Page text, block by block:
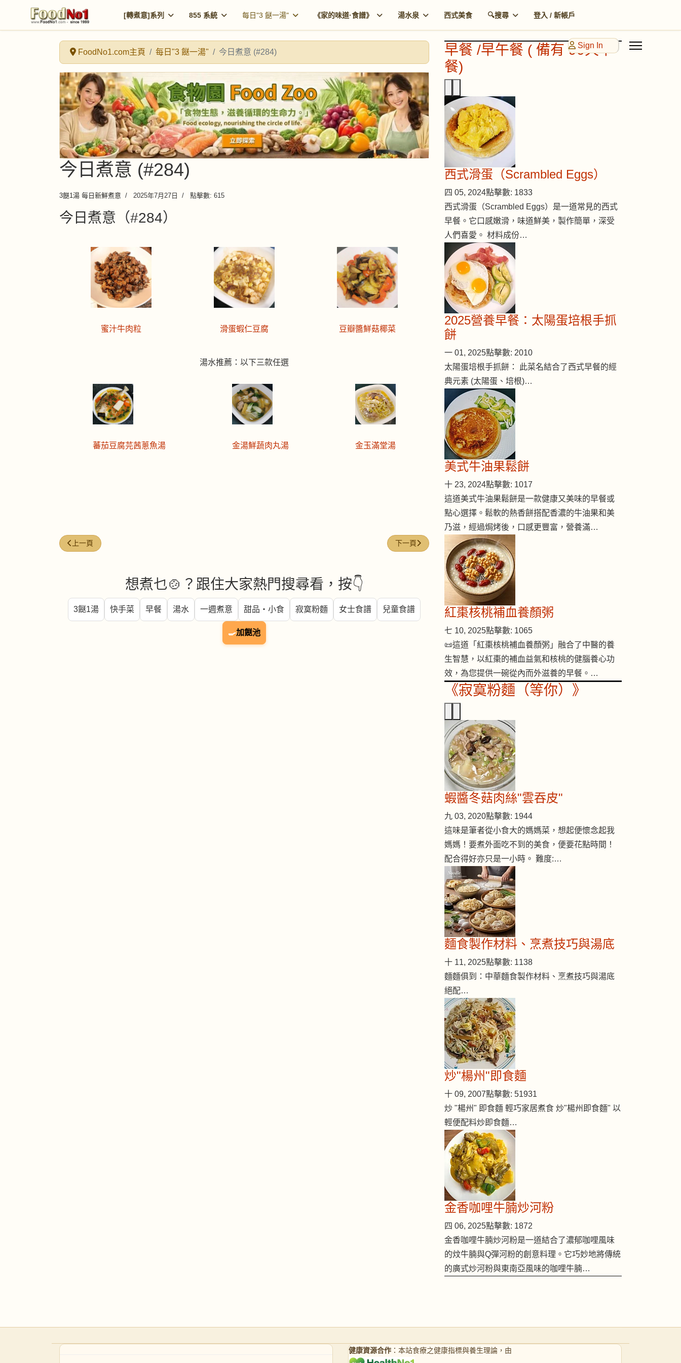
[轉煮意]系列 855 系統 每日"3 餸一湯" 《家的味道·食譜》 湯水泉 西式美食 🔍搜尋 登入 / 新帳戶
Sign In
FoodNo1.com主頁 每日"3 餸一湯" 今日煮意 (#284)
今日煮意 (#284)
3餸1湯 每日新鮮煮意 2025年7月27日 點擊數: 615
今日煮意（#284）
蜜汁牛肉粒 滑蛋蝦仁豆腐 豆瓣醬鮮菇椰菜
湯水推薦：以下三款任選
蕃茄豆腐芫茜蔥魚湯 金湯鮮蔬肉丸湯 金玉滿堂湯
上一篇文章: 今日煮意 (#283)
上一頁 下一篇文章: 今日煮意 (#285)
下一頁
想煮乜🍲？跟住大家熱門搜尋看，按👇
3餸1湯 快手菜 早餐 湯水 一週煮意 甜品・小食 寂寞粉麵 女士食譜 兒童食譜
🍳加餸池
早餐 /早午餐 ( 備有 90天早
餐)
西式滑蛋（Scrambled Eggs）
四 05, 2024點擊數: 1833
西式滑蛋（Scrambled Eggs）是一道常見的西式
早餐。它口感嫩滑，味道鮮美，製作簡單，深受
人們喜愛。 材料成份…
2025營養早餐：太陽蛋培根手抓
餅
一 01, 2025點擊數: 2010
太陽蛋培根手抓餅： 此菜名結合了西式早餐的經
典元素 (太陽蛋、培根)…
美式牛油果鬆餅
十 23, 2024點擊數: 1017
這道美式牛油果鬆餅是一款健康又美味的早餐或
點心選擇。鬆軟的熱香餅搭配香濃的牛油果和美
乃滋，經過焗烤後，口感更豐富，營養滿…
紅棗核桃補血養顏粥
七 10, 2025點擊數: 1065
📜這道「紅棗核桃補血養顏粥」融合了中醫的養
生智慧，以紅棗的補血益氣和核桃的健腦養心功
效，為您提供一碗從內而外滋養的早餐。…
《寂寞粉麵（等你）》
蝦醬冬菇肉絲"雲吞皮"
九 03, 2020點擊數: 1944
這味是筆者從小食大的媽媽菜，想起便懷念起我
媽媽！要煮外面吃不到的美食，便要花點時間！
配合得好亦只是一小時。 難度:…
麵食製作材料、烹煮技巧與湯底
十 11, 2025點擊數: 1138
麵麵俱到：中華麵食製作材料、烹煮技巧與湯底
絕配…
炒"楊州"即食麵
十 09, 2007點擊數: 51931
炒 "楊州" 即食麵 輕巧家居煮食 炒"楊州即食麵" 以
輕便配料炒即食麵…
金香咖哩牛腩炒河粉
四 06, 2025點擊數: 1872
金香咖哩牛腩炒河粉是一道結合了濃郁咖哩風味
的炆牛腩與Q彈河粉的創意料理。它巧妙地將傳統
的廣式炒河粉與東南亞風味的咖哩牛腩…
健康資源合作 ：本站食療之健康指標與養生理論，由